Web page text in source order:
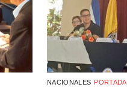
NACIONALES PORTADA